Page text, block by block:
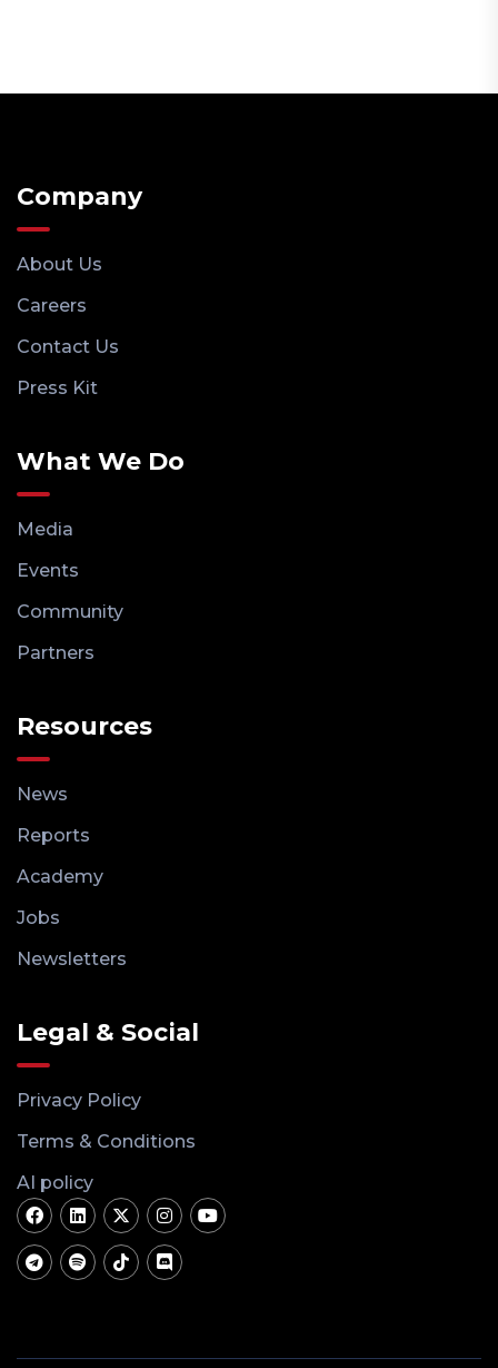
Company
About Us
Careers
Contact Us
Press Kit
What We Do
Media
Events
Community
Partners
Resources
News
Reports
Academy
Jobs
Newsletters
Legal & Social
Privacy Policy
Terms & Conditions
AI policy